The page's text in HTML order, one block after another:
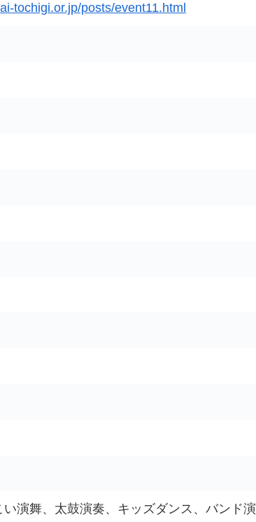
tochigi.or.jp/posts/event11.html
演舞、太鼓演奏、キッズダンス、バンド演